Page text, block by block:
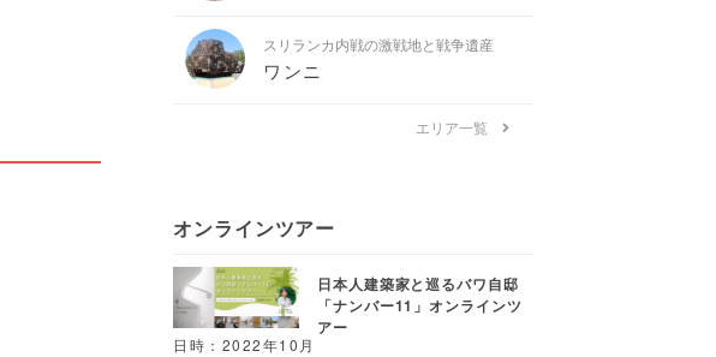
スリランカ内戦の激戦地と戦争遺産
ワンニ
エリア一覧
オンラインツアー
日本人建築家と巡るバワ自邸
「ナンバー11」オンラインツ
アー
日時：2022年10月